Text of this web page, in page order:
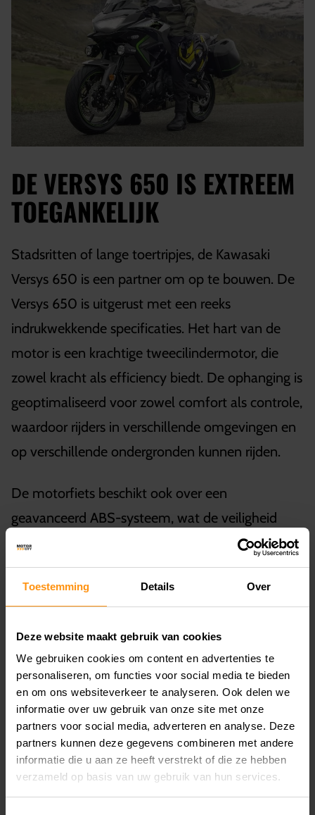
Toestemming Details Over
Deze website maakt gebruik van cookies
We gebruiken cookies om content en advertenties te
personaliseren, om functies voor social media te bieden
en om ons websiteverkeer te analyseren. Ook delen we
informatie over uw gebruik van onze site met onze
partners voor social media, adverteren en analyse. Deze
partners kunnen deze gegevens combineren met andere
informatie die u aan ze heeft verstrekt of die ze hebben
verzameld op basis van uw gebruik van hun services.
DE VERSYS 650 IS EXTREEM
TOEGANKELIJK
Stadsritten of lange toertripjes, de Kawasaki
Versys 650 is een partner om op te bouwen. De
Versys 650 is uitgerust met een reeks
indrukwekkende specificaties. Het hart van de
motor is een krachtige tweecilindermotor, die
zowel kracht als efficiency biedt. De ophanging is
geoptimaliseerd voor zowel comfort als controle,
waardoor rijders in verschillende omgevingen en
op verschillende ondergronden kunnen rijden.
De motorfiets beschikt ook over een
geavanceerd ABS-systeem, wat de veiligheid
aanzienlijk verbetert. Het vernieuwde dashboard
met een digitaal scherm biedt duidelijke en
gemakkelijk leesbare informatie, terwijl de LED-
en een moderne uitstraling.
EIGENSCHAPPEN
Motortype:Krachtige tweecilindermotor
Kenmerken: Evenwicht tussen kracht en
efficiëntie